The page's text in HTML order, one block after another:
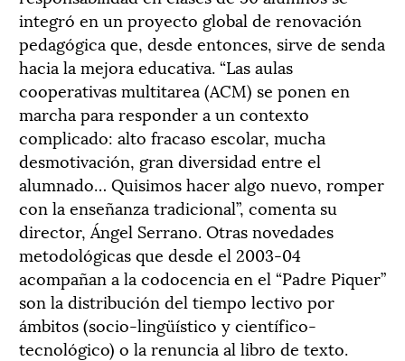
integró en un proyecto global de renovación
pedagógica que, desde entonces, sirve de senda
hacia la mejora educativa. “Las aulas
cooperativas multitarea (ACM) se ponen en
marcha para responder a un contexto
complicado: alto fracaso escolar, mucha
desmotivación, gran diversidad entre el
alumnado… Quisimos hacer algo nuevo, romper
con la enseñanza tradicional”, comenta su
director, Ángel Serrano. Otras novedades
metodológicas que desde el 2003-04
acompañan a la codocencia en el “Padre Piquer”
son la distribución del tiempo lectivo por
ámbitos (socio-lingüístico y científico-
tecnológico) o la renuncia al libro de texto.